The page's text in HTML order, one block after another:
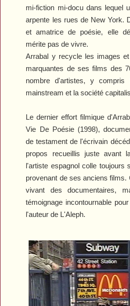
mi-fiction mi-docu dans lequel
arpente les rues de New York.
et amatrice de poésie, elle
mérite pas de vivre.
Arrabal y recycle les images
marquantes de ses films des
nombre d'artistes, y
mainstream et la société
Le dernier effort filmique
Vie De Poésie(1998),
de testament de l'écrivain
propos recueillis juste avant
l'artiste espagnol colle toujours
provenant de ses anciens films.
vivant des documentaires,
témoignage incontournable
l'auteur de L'Aleph.